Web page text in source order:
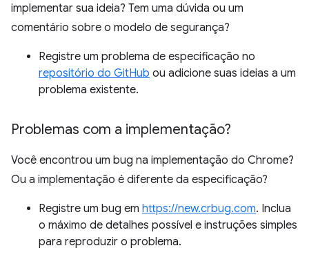
implementar sua ideia? Tem uma dúvida ou um
comentário sobre o modelo de segurança?
Registre um problema de especificação no
repositório do GitHub ou adicione suas ideias a um
problema existente.
Problemas com a implementação?
Você encontrou um bug na implementação do Chrome?
Ou a implementação é diferente da especificação?
Registre um bug em https://new.crbug.com. Inclua
o máximo de detalhes possível e instruções simples
para reproduzir o problema.